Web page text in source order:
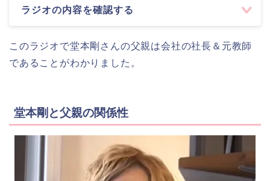
ラジオの内容を確認する
このラジオで堂本剛さんの父親は会社の社長＆元教師
であることがわかりました。
堂本剛と父親の関係性